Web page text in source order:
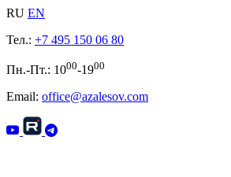
RU EN
Тел.: +7 495 150 06 80
Пн.-Пт.: 1000-1900
Email: office@azalesov.com